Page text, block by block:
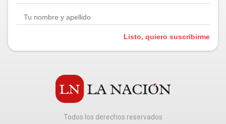
Listo, quiero suscribirme
Todos los derechos reservados